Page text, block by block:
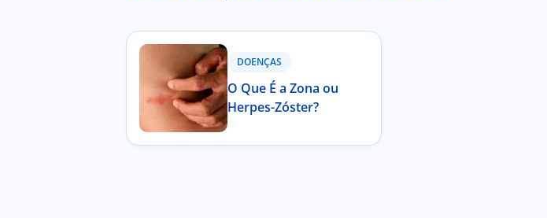
DOENÇAS
O Que É a Zona ou
Herpes-Zóster?